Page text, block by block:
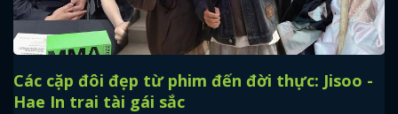
FACEBOOK GOOGLE
Các cặp đôi đẹp từ phim đến đời thực: Jisoo -
Hae In trai tài gái sắc